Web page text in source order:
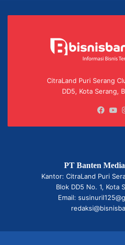
CitraLand Puri Serang
DD5, Kota Serang,
PT Banten
Kantor: CitraLand Puri
Blok DD5 No. 1, Kota
Email: